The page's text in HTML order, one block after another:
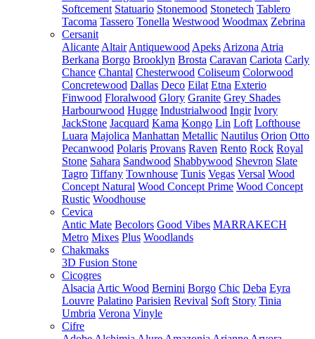
Softcement Statuario Stonemood Stonetech Tablero
Tacoma Tassero Tonella Westwood Woodmax Zebrina
Cersanit
Alicante Altair Antiquewood Apeks Arizona Atria
Berkana Borgo Brooklyn Brosta Caravan Cariota Carly
Chance Chantal Chesterwood Coliseum Colorwood
Concretewood Dallas Deco Eilat Etna Exterio
Finwood Floralwood Glory Granite Grey Shades
Harbourwood Hugge Industrialwood Ingir Ivory
JackStone Jacquard Kama Kongo Lin Loft Lofthouse
Luara Majolica Manhattan Metallic Nautilus Orion Otto
Pecanwood Polaris Provans Raven Rento Rock Royal
Stone Sahara Sandwood Shabbywood Shevron Slate
Tagro Tiffany Townhouse Tunis Vegas Versal Wood
Concept Natural Wood Concept Prime Wood Concept
Rustic Woodhouse
Cevica
Antic Mate Becolors Good Vibes MARRAKECH
Metro Mixes Plus Woodlands
Chakmaks
3D Fusion Stone
Cicogres
Alsacia Artic Wood Bernini Borgo Chic Deba Eyra
Louvre Palatino Parisien Revival Soft Story Tinia
Umbria Verona Vinyle
Cifre